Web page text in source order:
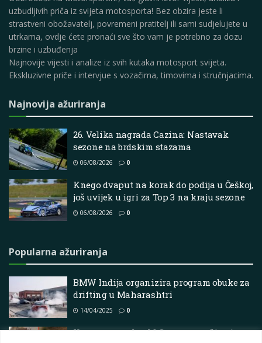
uzbudljivih priča iz svijeta motosporta! Bez obzira jeste li
strastveni obožavatelj, povremeni pratitelj ili sami sudjelujete u
utrkama, ovdje ćete pronaći sve što vam je potrebno za dozu
brzine i uzbuđenja
Najnovije vijesti i analize iz svih kutaka motosport svijeta.
Ekskluzivne priče i intervjue s vozačima, timovima i stručnjacima.
Najnovija ažuriranja
26. Velika nagrada Cazina: Nastavak
sezone na brdskim stazama
06/08/2026 0
Knego dvaput na korak do podija u Češkoj,
još uvijek u igri za Top 3 na kraju sezone
06/08/2026 0
Popularna ažuriranja
BMW Indija organizira program obuke za
drifting u Maharashtri
14/04/2025 0
Katsuta na vrhu, M-Sport se muči: ocjene